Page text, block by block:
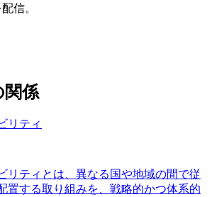
信。
関係
リティ
リティとは、異なる国や地域の間で従
置する取り組みを、戦略的かつ体系的